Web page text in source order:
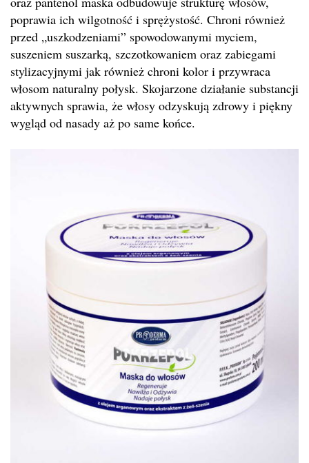
poprawia ich wilgotność i sprężystość. Chroni również
przed „uszkodzeniami” spowodowanymi myciem,
suszeniem suszarką, szczotkowaniem oraz zabiegami
stylizacyjnymi jak również chroni kolor i przywraca
włosom naturalny połysk. Skojarzone działanie substancji
aktywnych sprawia, że włosy odzyskują zdrowy i piękny
wygląd od nasady aż po same końce.